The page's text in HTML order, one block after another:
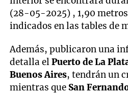
(28-05-2025) , 1,90
indicados en las tables de
Además, publicaron una
detalla elPuerto de La
Buenos Aires, tendrán un
mientras que San